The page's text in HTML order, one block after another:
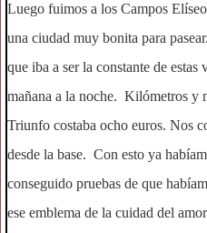
Luego fuimos a los Campos
una ciudad muy bonita para
que iba a ser la constante de estas
mañana a la noche. Kilómetros y
Triunfo costaba ocho euros. Nos
desde la base. Con esto ya
conseguido pruebas de que
ese emblema de la cuidad del